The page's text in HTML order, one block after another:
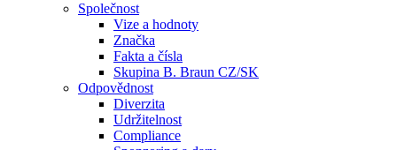
Společnost
Vize a hodnoty
Značka
Fakta a čísla
Skupina B. Braun CZ/SK
Odpovědnost
Diverzita
Udržitelnost
Compliance